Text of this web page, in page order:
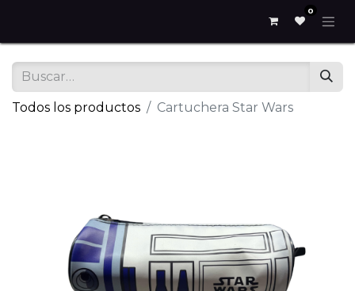
0
Todos los productos Cartuchera Star Wars